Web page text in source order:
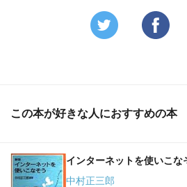
この本が好きな人におすすめの本
インターネットを使いこ
中村正三郎